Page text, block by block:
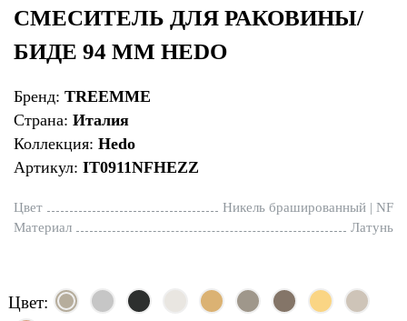
СМЕСИТЕЛЬ ДЛЯ РАКОВИНЫ/
БИДЕ 94 ММ HEDO
Бренд: TREEMME
Страна: Италия
Коллекция: Hedo
Артикул: IT0911NFHEZZ
Цвет
Никель брашированный | NF
Материал
Латунь
Цвет: